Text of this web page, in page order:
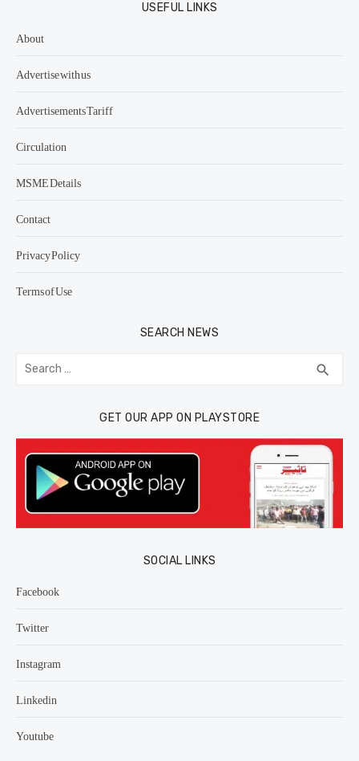
USEFUL LINKS
About
Advertise with us
Advertisements Tariff
Circulation
MSME Details
Contact
Privacy Policy
Terms of Use
SEARCH NEWS
Search
for: search
GET OUR APP ON PLAYSTORE
SOCIAL LINKS
Facebook
Twitter
Instagram
Linkedin
Youtube